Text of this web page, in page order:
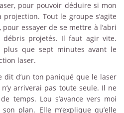
pour pouvoir déduire si mon
Tout le groupe s’agite
essayer de se mettre à l’abri
débris projetés. Il faut agir vite.
plus que sept minutes avant le
laser.
dit d’un ton paniqué que le laser
arriverai pas toute seule. Il ne
temps. Lou s’avance vers moi
plan. Elle m’explique qu’elle